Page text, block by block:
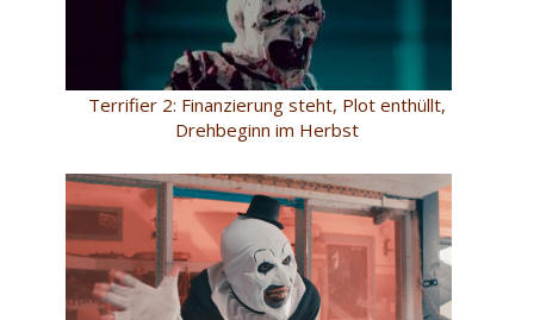
Terrifier 2: Finanzierung steht, Plot enthüllt,
Drehbeginn im Herbst